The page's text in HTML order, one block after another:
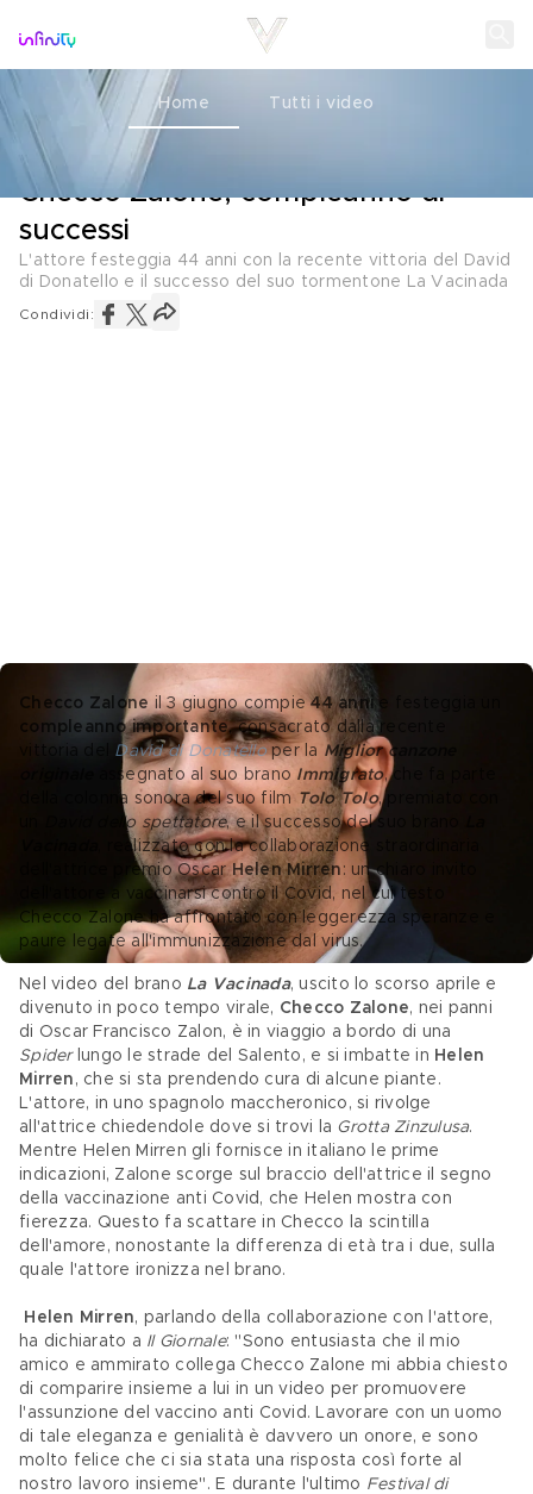
Home Tutti i video
COMPLEANNI
Checco Zalone, compleanno di
successi
L'attore festeggia 44 anni con la recente vittoria del David
di Donatello e il successo del suo tormentone La Vacinada
Condividi:
Checco Zalone il 3 giugno compie 44 anni
compleanno importante, consacrato dalla recente
vittoria del David di Donatello per la Miglior canzone
assegnato al suo brano Immigrato, che fa parte
della colonna sonora del suo film Tolo Tolo, premiato con
David dello spettatore, e il successo del suo brano
, realizzato con la collaborazione straordinaria
dell'attrice premio Oscar Helen Mirren : un chiaro invito
dell'attore a vaccinarsi contro il Covid, nel cui testo
Checco Zalone ha affrontato con leggerezza speranze e
paure legate all'immunizzazione dal virus.
Nel video del brano La Vacinada, uscito lo scorso aprile e
divenuto in poco tempo virale, Checco Zalone, nei panni
di Oscar Francisco Zalon, è in viaggio a bordo di una
Spider lungo le strade del Salento, e si imbatte in Helen
Mirren , che si sta prendendo cura di alcune piante.
L'attore, in uno spagnolo maccheronico, si rivolge
all'attrice chiedendole dove si trovi la Grotta Zinzulusa.
Mentre Helen Mirren gli fornisce in italiano le prime
indicazioni, Zalone scorge sul braccio dell'attrice il segno
della vaccinazione anti Covid, che Helen mostra con
fierezza. Questo fa scattare in Checco la scintilla
dell'amore, nonostante la differenza di età tra i due, sulla
quale l'attore ironizza nel brano.
Helen Mirren, parlando della collaborazione con l'attore,
ha dichiarato a Il Giornale: "Sono entusiasta che il mio
amico e ammirato collega Checco Zalone mi abbia chiesto
di comparire insieme a lui in un video per promuovere
l'assunzione del vaccino anti Covid. Lavorare con un uomo
di tale eleganza e genialità è davvero un onore, e sono
molto felice che ci sia stata una risposta così forte al
nostro lavoro insieme". E durante l'ultimo Festival di